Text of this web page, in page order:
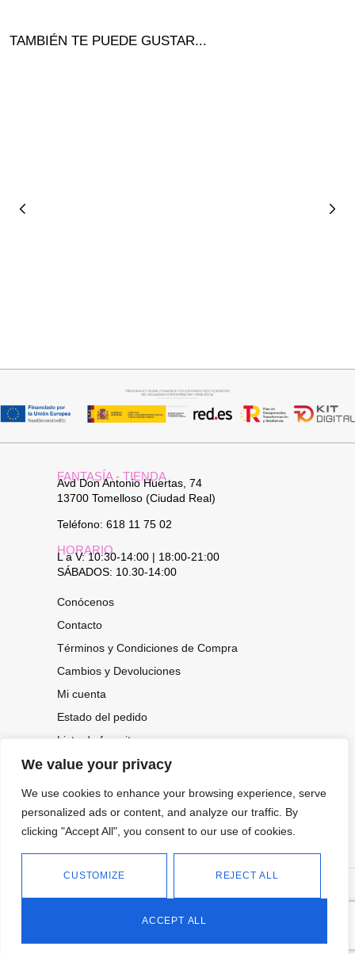
We value your privacy
We use cookies to enhance your browsing experience, serve
personalized ads or content, and analyze our traffic. By
clicking "Accept All", you consent to our use of cookies.
CUSTOMIZE REJECT ALL
ACCEPT ALL
TAMBIÉN TE PUEDE GUSTAR...
FANTASÍA - TIENDA
Avd Don Antonio Huertas, 74
13700 Tomelloso (Ciudad Real)
Teléfono: 618 11 75 02
HORARIO
L a V: 10:30-14:00 | 18:00-21:00
SÁBADOS: 10.30-14:00
Conócenos
Contacto
Términos y Condiciones de Compra
Cambios y Devoluciones
Mi cuenta
Estado del pedido
Lista de favoritos
CONOCE NUESTRAS NOVEDADES,
OFERTAS...
2026.